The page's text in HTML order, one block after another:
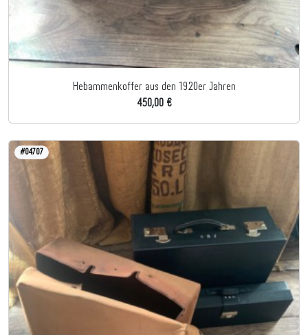
Hebammenkoffer aus den 1920er Jahren
450,00 €
#04707